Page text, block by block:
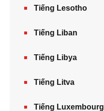
Tiếng Lesotho
Tiếng Liban
Tiếng Libya
Tiếng Litva
Tiếng Luxembourg